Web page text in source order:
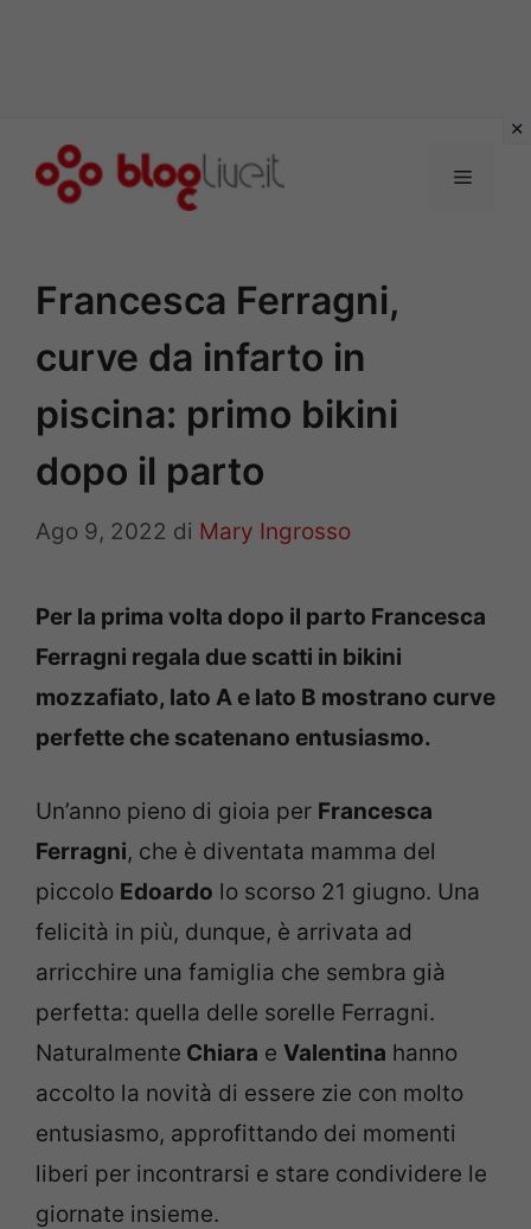
Menu
Francesca Ferragni,
curve da infarto in
piscina: primo bikini
dopo il parto
Ago 9, 2022 di Mary Ingrosso
Per la prima volta dopo il parto Francesca
Ferragni regala due scatti in bikini
mozzafiato, lato A e lato B mostrano curve
perfette che scatenano entusiasmo.
Un’anno pieno di gioia per Francesca
Ferragni, che è diventata mamma del
piccolo Edoardo lo scorso 21 giugno. Una
felicità in più, dunque, è arrivata ad
arricchire una famiglia che sembra già
perfetta: quella delle sorelle Ferragni.
Naturalmente Chiara e Valentina hanno
accolto la novità di essere zie con molto
entusiasmo, approfittando dei momenti
liberi per incontrarsi e stare condividere le
giornate insieme.